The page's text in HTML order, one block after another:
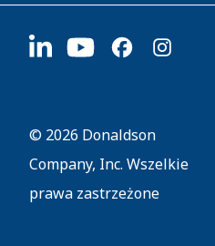
Dostawcy
Zrównoważony rozwój
1400 W 94th Street
© 2026 Donaldson
Company, Inc. Wszelkie
prawa zastrzeżone